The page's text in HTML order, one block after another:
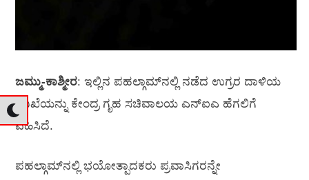
ಜಮ್ಮು-ಕಾಶ್ಮೀರ: ಇಲ್ಲಿನ ಪಹಲ್ಗಾಮ್‌ನಲ್ಲಿ ನಡೆದ ಉಗ್ರರ ದಾಳಿಯ
ತನಿಖೆಯನ್ನು ಕೇಂದ್ರ ಗೃಹ ಸಚಿವಾಲಯ ಎನ್‌ಐಎ ಹೆಗಲಿಗೆ
ವಹಿಸಿದೆ.
ಪಹಲ್ಗಾಮ್‌ನಲ್ಲಿ ಭಯೋತ್ಪಾದಕರು ಪ್ರವಾಸಿಗರನ್ನೇ